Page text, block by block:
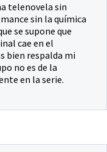
telenovela sin
sin la química
se supone que
cae en el
bien respalda mi
no es de la
en la serie.